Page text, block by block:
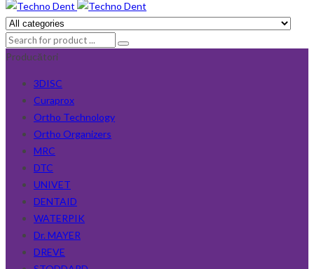
Producători
3DISC
Curaprox
Ortho Technology
Ortho Organizers
MRC
DTC
UNIVET
DENTAID
WATERPIK
Dr. MAYER
DREVE